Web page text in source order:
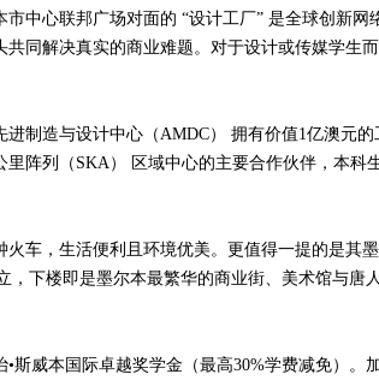
中心联邦广场对面的 “设计工厂” 是全球创新网
同解决真实的商业难题。对于设计或传媒学生
制造与设计中心（AMDC） 拥有价值1亿澳元的
阵列（SKA） 区域中心的主要合作伙伴，本科
车，生活便利且环境优美。更值得一提的是其
，下楼即是墨尔本最繁华的商业街、美术馆与唐
斯威本国际卓越奖学金（最高30%学费减免）。